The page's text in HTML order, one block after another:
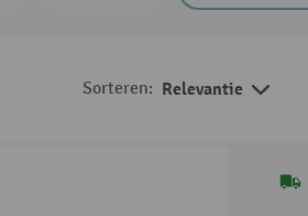
Sorteren: Relevantie